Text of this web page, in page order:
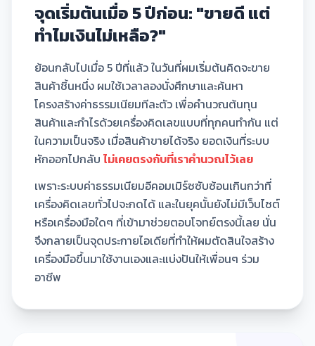
จุดเริ่มต้นเมื่อ 5 ปีก่อน: "ขายดี แต่
ทำไมเงินไม่เหลือ?"
ย้อนกลับไปเมื่อ 5 ปีที่แล้ว ในวันที่ผมเริ่มต้นคิดจะขาย
สินค้าชิ้นหนึ่ง ผมใช้เวลาลองนั่งศึกษาและค้นหา
โครงสร้างค่าธรรมเนียมทีละตัว เพื่อคำนวณต้นทุน
สินค้าและกำไรด้วยเครื่องคิดเลขแบบที่ทุกคนทำกัน แต่
ในความเป็นจริง เมื่อสินค้าขายได้จริง ยอดเงินที่ระบบ
หักออกไปกลับ ไม่เคยตรงกับที่เราคำนวณไว้เลย
เพราะระบบค่าธรรมเนียมอีคอมเมิร์ซซับซ้อนเกินกว่าที่
เครื่องคิดเลขทั่วไปจะกดได้ และในยุคนั้นยังไม่มีเว็บไซต์
หรือเครื่องมือใดๆ ที่เข้ามาช่วยตอบโจทย์ตรงนี้เลย นั่น
จึงกลายเป็นจุดประกายไอเดียที่ทำให้ผมตัดสินใจสร้าง
เครื่องมือขึ้นมาใช้งานเองและแบ่งปันให้เพื่อนๆ ร่วม
อาชีพ